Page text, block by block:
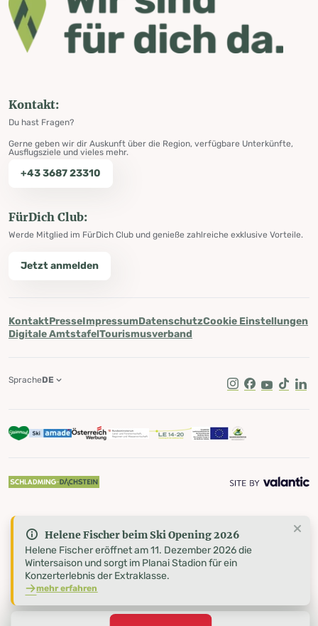
Helene Fischer beim Ski Opening 2026
Helene Fischer eröffnet am 11. Dezember 2026 die
Wintersaison und sorgt im Planai Stadion für ein
Konzerterlebnis der Extraklasse.
mehr erfahren
Kontakt:
Du hast Fragen?
Gerne geben wir dir Auskunft über die Region, verfügbare Unterkünfte,
Ausflugsziele und vieles mehr.
+43 3687 23310
FürDich Club:
Werde Mitglied im FürDich Club und genieße zahlreiche exklusive Vorteile.
Jetzt anmelden
KontaktPresseImpressumDatenschutzCookie Einstellungen
Digitale AmtstafelTourismusverband
Instagram
Facebook
Youtube
Tik Tok
SpracheDE